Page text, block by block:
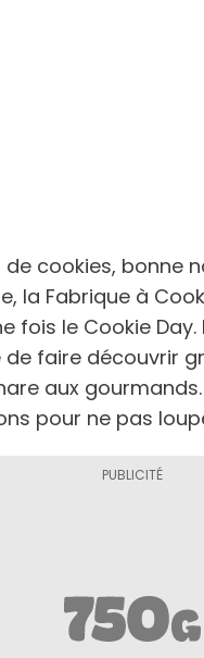
cookies, bonne
la Fabrique à
fois le Cookie Day.
de faire découvrir
aux
pour ne pas